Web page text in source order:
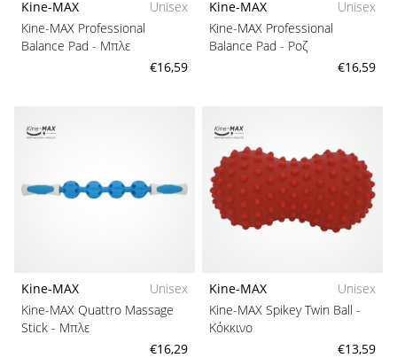
Kine-MAX
Unisex
Kine-MAX Professional
Balance Pad - Μπλε
€16,59
Kine-MAX
Unisex
Kine-MAX Professional
Balance Pad - Ροζ
€16,59
Kine-MAX
Unisex
Kine-MAX Quattro Massage
Stick - Μπλε
€16,29
Kine-MAX
Unisex
Kine-MAX Spikey Twin Ball -
Κόκκινο
€13,59